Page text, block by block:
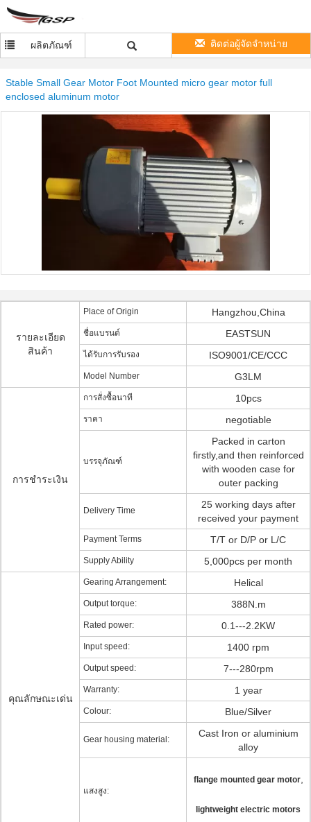
ผลิตภัณฑ์ ติดต่อผู้จัดจำหน่าย
Stable Small Gear Motor Foot Mounted micro gear motor full
enclosed aluminum motor
รายละเอียด
สินค้า
Place of Origin Hangzhou,China
ชื่อแบรนด์ EASTSUN
ได้รับการรับรอง ISO9001/CE/CCC
Model Number G3LM
การชำระเงิน
การสั่งซื้อนาที 10pcs
ราคา negotiable
บรรจุภัณฑ์
Packed in carton
firstly,and then reinforced
with wooden case for
outer packing
Delivery Time
25 working days after
received your payment
Payment Terms T/T or D/P or L/C
Supply Ability 5,000pcs per month
คุณลักษณะเด่น
Gearing Arrangement: Helical
Output torque: 388N.m
Rated power: 0.1---2.2KW
Input speed: 1400 rpm
Output speed: 7---280rpm
Warranty: 1 year
Colour: Blue/Silver
Gear housing material:
Cast Iron or aluminium
alloy
แสงสูง:
flange mounted gear motor,
lightweight electric motors